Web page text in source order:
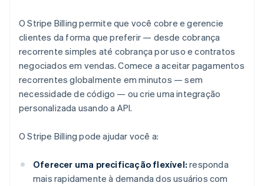
O Stripe Billing permite que você cobre e gerencie
clientes da forma que preferir — desde cobrança
recorrente simples até cobrança por uso e contratos
negociados em vendas. Comece a aceitar pagamentos
recorrentes globalmente em minutos — sem
necessidade de código — ou crie uma integração
personalizada usando a API.
O Stripe Billing pode ajudar você a:
Oferecer uma precificação flexível: responda
mais rapidamente à demanda dos usuários com